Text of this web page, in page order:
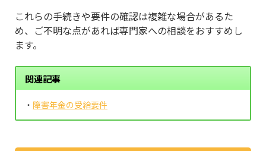
これらの手続きや要件の確認は複雑な場合があるた
め、ご不明な点があれば専門家への相談をおすすめし
ます。
関連記事
・ 障害年金の受給要件